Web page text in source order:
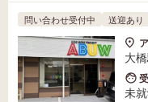
問い合わせ受付中 送迎あり
大
未